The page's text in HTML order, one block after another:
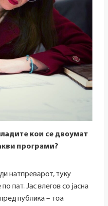
кои се двоумат
програми?
натпреварот, туку
пат. Јас влегов со јасна
публика – тоа